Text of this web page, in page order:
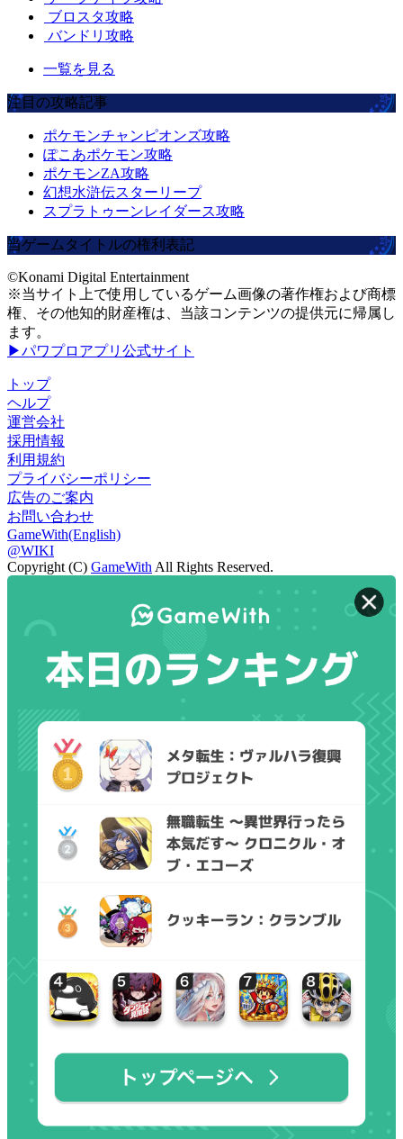
ブロスタ攻略
バンドリ攻略
一覧を見る
注目の攻略記事
ポケモンチャンピオンズ攻略
ぽこあポケモン攻略
ポケモンZA攻略
幻想水滸伝スターリープ
スプラトゥーンレイダース攻略
当ゲームタイトルの権利表記
©Konami Digital Entertainment
※当サイト上で使用しているゲーム画像の著作権および商標
権、その他知的財産権は、当該コンテンツの提供元に帰属し
ます。
▶パワプロアプリ公式サイト
トップ
ヘルプ
運営会社
採用情報
利用規約
プライバシーポリシー
広告のご案内
お問い合わせ
GameWith(English)
@WIKI
Copyright (C) GameWith All Rights Reserved.